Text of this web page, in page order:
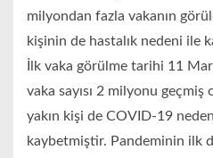
milyondan fazla vakanın
kişinin de hastalık nedeni ile
İlk vaka görülme tarihi 11
vaka sayısı 2 milyonu
yakın kişi de COVID-19
kaybetmiştir. Pandeminin ilk